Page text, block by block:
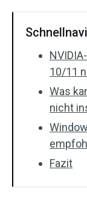
10/11
Was
nicht
Fazit